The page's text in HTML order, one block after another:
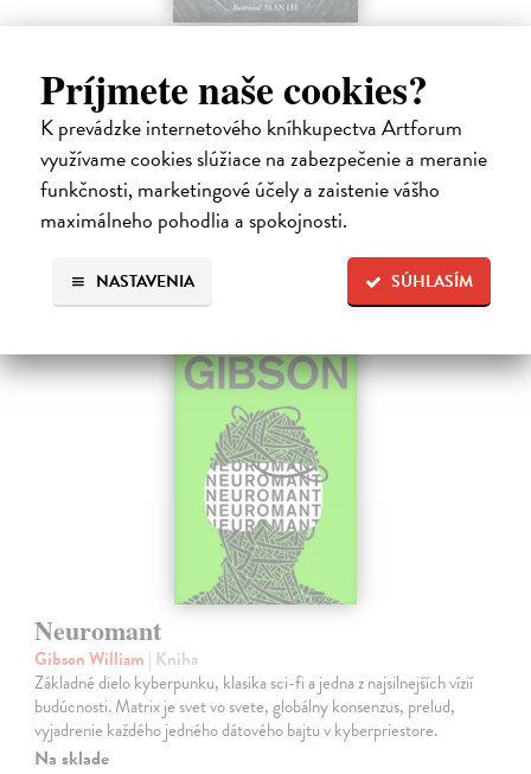
Príjmete naše cookies?
K prevádzke internetového kníhkupectva Artforum
využívame cookies slúžiace na zabezpečenie a meranie
funkčnosti, marketingové účely a zaistenie vášho
maximálneho pohodlia a spokojnosti.
SÚHLASÍM
NASTAVENIA
Tolkien J.R.R.
| Kniha
Legenda o páde Gondolinu hovorí o boji dvoch najväčších mocností
sveta. Zlo predstavuje Morgoth, najhorší zo všetkých, vodca
obrovských armád, ktoré riadi zo svojej železnej pevnosti.
Na sklade
18,55 €
Neuromant
Gibson William | Kniha
Základné dielo kyberpunku, klasika sci-fi a jedna z najsilnejších vízií
budúcnosti. Matrix je svet vo svete, globálny konsenzus, prelud,
vyjadrenie každého jedného dátového bajtu v kyberpriestore.
Na sklade